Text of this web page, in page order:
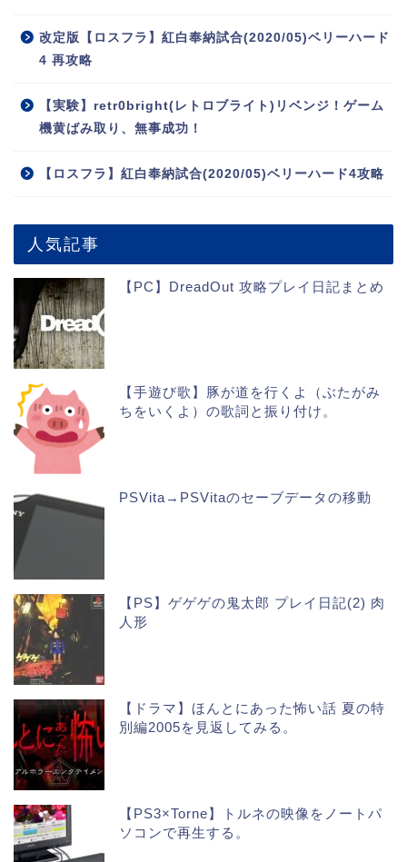
改定版【ロスフラ】紅白奉納試合(2020/05)ベリーハード
4 再攻略
【実験】retr0bright(レトロブライト)リベンジ！ゲーム
機黄ばみ取り、無事成功！
【ロスフラ】紅白奉納試合(2020/05)ベリーハード4攻略
人気記事
【PC】DreadOut 攻略プレイ日記まとめ
【手遊び歌】豚が道を行くよ（ぶたがみ
ちをいくよ）の歌詞と振り付け。
PSVita→PSVitaのセーブデータの移動
【PS】ゲゲゲの鬼太郎 プレイ日記(2) 肉
人形
【ドラマ】ほんとにあった怖い話 夏の特
別編2005を見返してみる。
【PS3×Torne】トルネの映像をノートパ
ソコンで再生する。